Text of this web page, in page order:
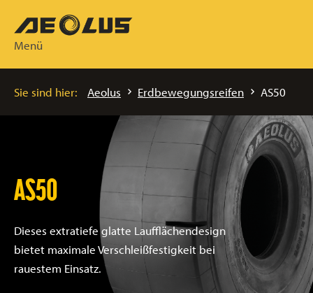
Menü
Sie sind hier: Aeolus Erdbewegungsreifen AS50
AS50
Dieses extratiefe glatte Laufflächendesign
bietet maximale Verschleißfestigkeit bei
rauestem Einsatz.